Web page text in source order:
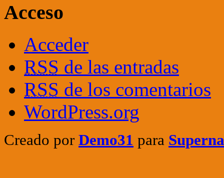
Acceso
Acceder
RSS de las entradas
RSS de los comentarios
WordPress.org
Creado por Demo31 para